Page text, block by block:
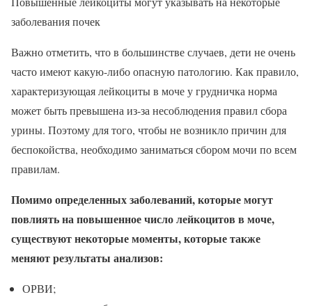
заболевания почек
Важно отметить, что в большинстве случаев, дети не очень
часто имеют какую-либо опасную патологию. Как правило,
характеризующая лейкоциты в моче у грудничка норма
может быть превышена из-за несоблюдения правил сбора
урины. Поэтому для того, чтобы не возникло причин для
беспокойства, необходимо заниматься сбором мочи по всем
правилам.
Помимо определенных заболеваний, которые могут
повлиять на повышенное число лейкоцитов в моче,
существуют некоторые моменты, которые также
меняют результаты анализов:
ОРВИ;